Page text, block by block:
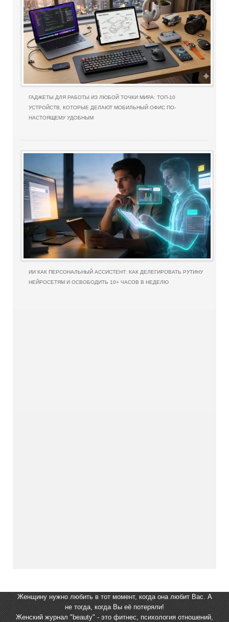
ГАДЖЕТЫ ДЛЯ РАБОТЫ ИЗ ЛЮБОЙ ТОЧКИ МИРА: ТОП-10
УСТРОЙСТВ, КОТОРЫЕ ДЕЛАЮТ МОБИЛЬНЫЙ ОФИС ПО-
НАСТОЯЩЕМУ УДОБНЫМ
ИИ КАК ПЕРСОНАЛЬНЫЙ АССИСТЕНТ: КАК ДЕЛЕГИРОВАТЬ РУТИНУ
НЕЙРОСЕТЯМ И ОСВОБОДИТЬ 10+ ЧАСОВ В НЕДЕЛЮ
Женщину нужно любить в тот момент, когда она любит Вас. А
не тогда, когда Вы её потеряли!
Женский журнал "beauty" - это фитнес, психология отношений,